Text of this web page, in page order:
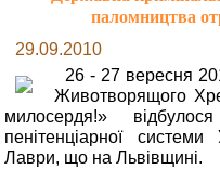
паломництва
29.09.2010
26 - 27 вересня
Животворящого
милосердя!»
пенітенціарної
Лаври, що на Львівщині.